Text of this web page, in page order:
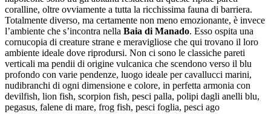
coralline, oltre ovviamente a tutta la ricchissima fauna di barriera.
Totalmente diverso, ma certamente non meno emozionante, è invece
l’ambiente che s’incontra nella Baia di Manado. Esso ospita una
cornucopia di creature strane e meravigliose che qui trovano il loro
ambiente ideale dove riprodursi. Non ci sono le classiche pareti
verticali ma pendii di origine vulcanica che scendono verso il blu
profondo con varie pendenze, luogo ideale per cavallucci marini,
nudibranchi di ogni dimensione e colore, in perfetta armonia con
devilfish, lion fish, scorpion fish, pesci palla, polipi dagli anelli blu,
pegasus, falene di mare, frog fish, pesci foglia, pesci ago